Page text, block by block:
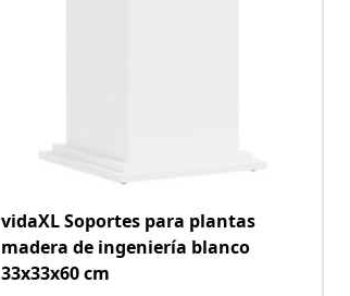
vidaXL Soportes para plantas
madera de ingeniería blanco
33x33x60 cm